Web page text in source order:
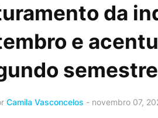
da
e
semestre
Camila Vasconcelos - novembro 07,